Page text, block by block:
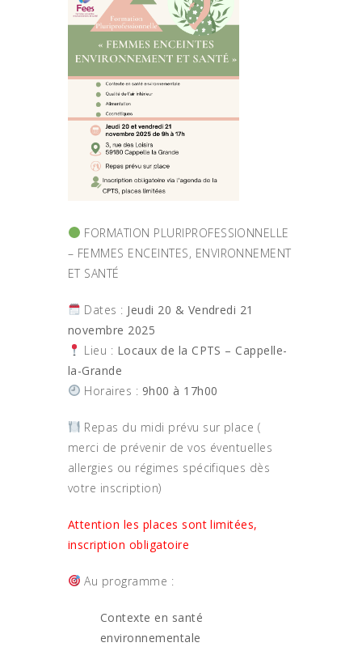
FORMATION PLURIPROFESSIONNELLE
– FEMMES ENCEINTES, ENVIRONNEMENT
ET SANTÉ
Dates : Jeudi 20 & Vendredi 21
novembre 2025
Lieu : Locaux de la CPTS – Cappelle-
la-Grande
Horaires : 9h00 à 17h00
Repas du midi prévu sur place (
merci de prévenir de vos éventuelles
allergies ou régimes spécifiques dès
votre inscription)
Attention les places sont limitées,
inscription obligatoire
Au programme :
Contexte en santé
environnementale